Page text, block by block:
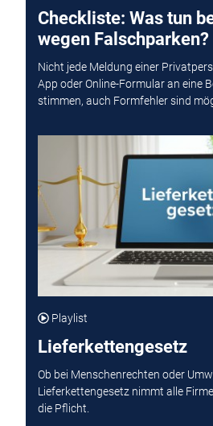
Checkliste: Was tun
wegen Falschparken?
Nicht jede Meldung einer
App oder Online-Formular an eine
stimmen, auch Formfehler sind
Playlist
Lieferkettengesetz
Ob bei Menschenrechten oder
Lieferkettengesetz nimmt alle
die Pflicht.